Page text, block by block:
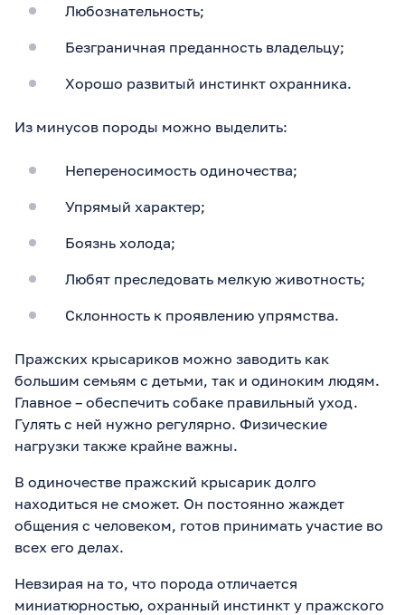
Любознательность;
Безграничная преданность владельцу;
Хорошо развитый инстинкт охранника.
Из минусов породы можно выделить:
Непереносимость одиночества;
Упрямый характер;
Боязнь холода;
Любят преследовать мелкую животность;
Склонность к проявлению упрямства.
Пражских крысариков можно заводить как
большим семьям с детьми, так и одиноким людям.
Главное – обеспечить собаке правильный уход.
Гулять с ней нужно регулярно. Физические
нагрузки также крайне важны.
В одиночестве пражский крысарик долго
находиться не сможет. Он постоянно жаждет
общения с человеком, готов принимать участие во
всех его делах.
Невзирая на то, что порода отличается
миниатюрностью, охранный инстинкт у пражского